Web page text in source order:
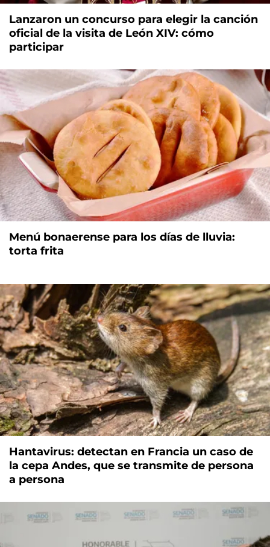
Lanzaron un concurso para elegir la canción
oficial de la visita de León XIV: cómo
participar
Menú bonaerense para los días de lluvia:
torta frita
Hantavirus: detectan en Francia un caso de
la cepa Andes, que se transmite de persona
a persona